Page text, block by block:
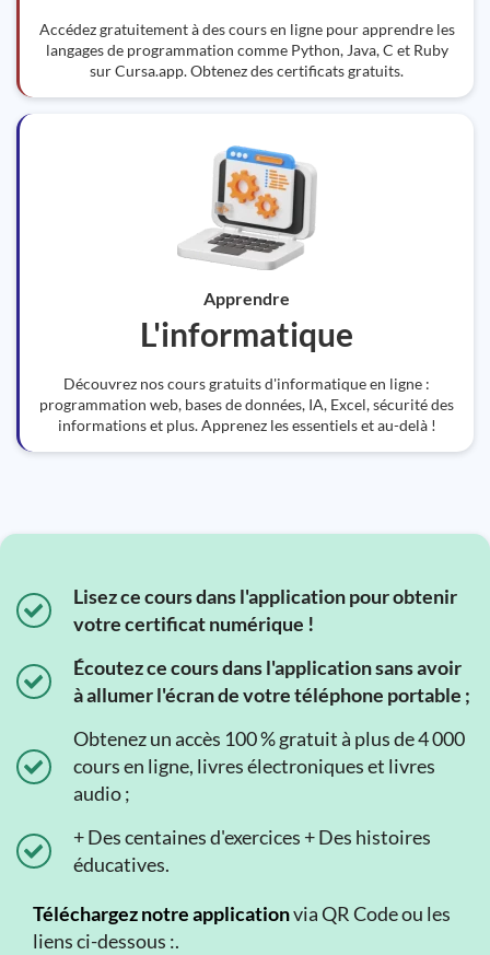
Accédez gratuitement à des cours en ligne pour apprendre les
langages de programmation comme Python, Java, C et Ruby
sur Cursa.app. Obtenez des certificats gratuits.
Apprendre
L'informatique
Découvrez nos cours gratuits d'informatique en ligne :
programmation web, bases de données, IA, Excel, sécurité des
informations et plus. Apprenez les essentiels et au-delà !
Lisez ce cours dans l'application pour obtenir
votre certificat numérique !
Écoutez ce cours dans l'application sans avoir
à allumer l'écran de votre téléphone portable ;
Obtenez un accès 100 % gratuit à plus de 4 000
cours en ligne, livres électroniques et livres
audio ;
+ Des centaines d'exercices + Des histoires
éducatives.
Téléchargez notre applicationvia QR Code ou les
liens ci-dessous :.